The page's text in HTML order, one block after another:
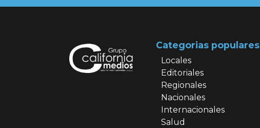
Categorias populares
Locales
Editoriales
Regionales
Nacionales
Internacionales
Salud